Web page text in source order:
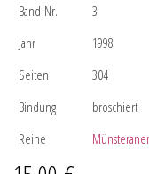
Band-Nr.
3
Jahr
1998
Seiten
304
Bindung
broschiert
Reihe